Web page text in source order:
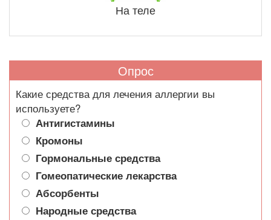
На теле
Опрос
Какие средства для лечения аллергии вы
используете?
Антигистамины
Кромоны
Гормональные средства
Гомеопатические лекарства
Абсорбенты
Народные средства